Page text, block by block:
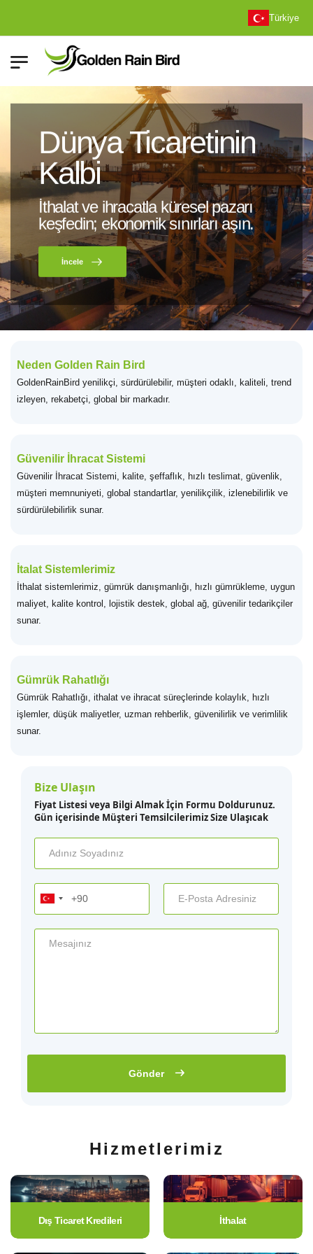
Türkiye
Dünya Ticaretinin
Kalbi
İthalat ve ihracatla küresel pazarı
keşfedin; ekonomik sınırları aşın.
İncele
Neden Golden Rain Bird
GoldenRainBird yenilikçi, sürdürülebilir, müşteri odaklı, kaliteli, trend
izleyen, rekabetçi, global bir markadır.
Güvenilir İhracat Sistemi
Güvenilir İhracat Sistemi, kalite, şeffaflık, hızlı teslimat, güvenlik,
müşteri memnuniyeti, global standartlar, yenilikçilik, izlenebilirlik ve
sürdürülebilirlik sunar.
İtalat Sistemlerimiz
İthalat sistemlerimiz, gümrük danışmanlığı, hızlı gümrükleme, uygun
maliyet, kalite kontrol, lojistik destek, global ağ, güvenilir tedarikçiler
sunar.
Gümrük Rahatlığı
Gümrük Rahatlığı, ithalat ve ihracat süreçlerinde kolaylık, hızlı
işlemler, düşük maliyetler, uzman rehberlik, güvenilirlik ve verimlilik
sunar.
Bize Ulaşın
Fiyat Listesi veya Bilgi Almak İçin Formu Doldurunuz.
Gün içerisinde Müşteri Temsilcilerimiz Size Ulaşıcak
Gönder
Hizmetlerimiz
Dış Ticaret Kredileri İthalat